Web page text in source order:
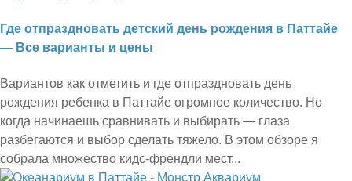
Где отпраздновать детский день рождения в Паттайе
— Все варианты и цены
Вариантов как отметить и где отпраздновать день
рождения ребенка в Паттайе огромное количество. Но
когда начинаешь сравнивать и выбирать — глаза
разбегаются и выбор сделать тяжело. В этом обзоре я
собрала множество кидс-френдли мест...